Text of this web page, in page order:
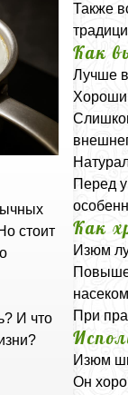
стоит
И что
Также
Как
Лучше
Перед
Как
Изюм
При
Изюм
Он